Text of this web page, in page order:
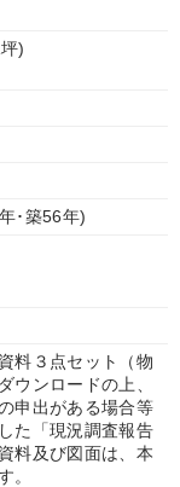
)
･築56年)
料３点セット（物
ウンロードの上、
申出がある場合等
た「現況調査報告
料及び図面は、本
。